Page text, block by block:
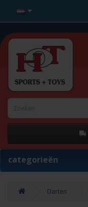
categorieën
Darten